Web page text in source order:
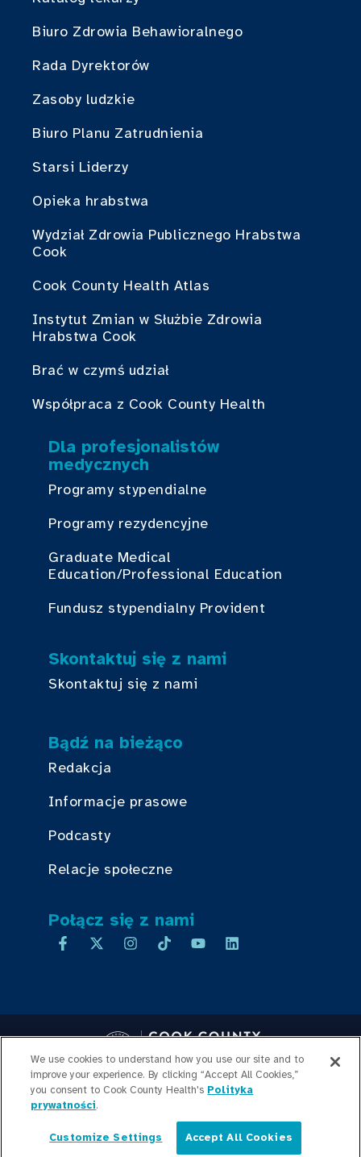
Biuro Zdrowia Behawioralnego
Rada Dyrektorów
Zasoby ludzkie
Biuro Planu Zatrudnienia
Starsi Liderzy
Opieka hrabstwa
Wydział Zdrowia Publicznego Hrabstwa
Cook
Cook County Health Atlas
Instytut Zmian w Służbie Zdrowia
Hrabstwa Cook
Brać w czymś udział
Współpraca z Cook County Health
Dla profesjonalistów
medycznych
Programy stypendialne
Programy rezydencyjne
Graduate Medical
Education/Professional Education
Fundusz stypendialny Provident
Skontaktuj się z nami
Skontaktuj się z nami
Bądź na bieżąco
Redakcja
Informacje prasowe
Podcasty
Relacje społeczne
Połącz się z nami
Copyright © 2026 Cook County Health. All Rights Reserved.
LOGOWANIE PRACOWNIKA
PRZEJRZYSTOŚĆ
CEN
MAPA WITRYNY Polski
We use cookies to understand how you use our site and to
improve your experience. By clicking “Accept All Cookies,”
you consent to Cook County Health's Polityka
prywatności.
Customize Settings Accept All Cookies